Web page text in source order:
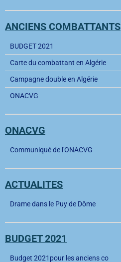
ANCIENS COMBATTANTS
BUDGET 2021
Carte du combattant en Algérie
Campagne double en Algérie
ONACVG
ONACVG
Communiqué de l'ONACVG
ACTUALITES
Drame dans le Puy de Dôme
BUDGET 2021
Budget 2021pour les anciens co